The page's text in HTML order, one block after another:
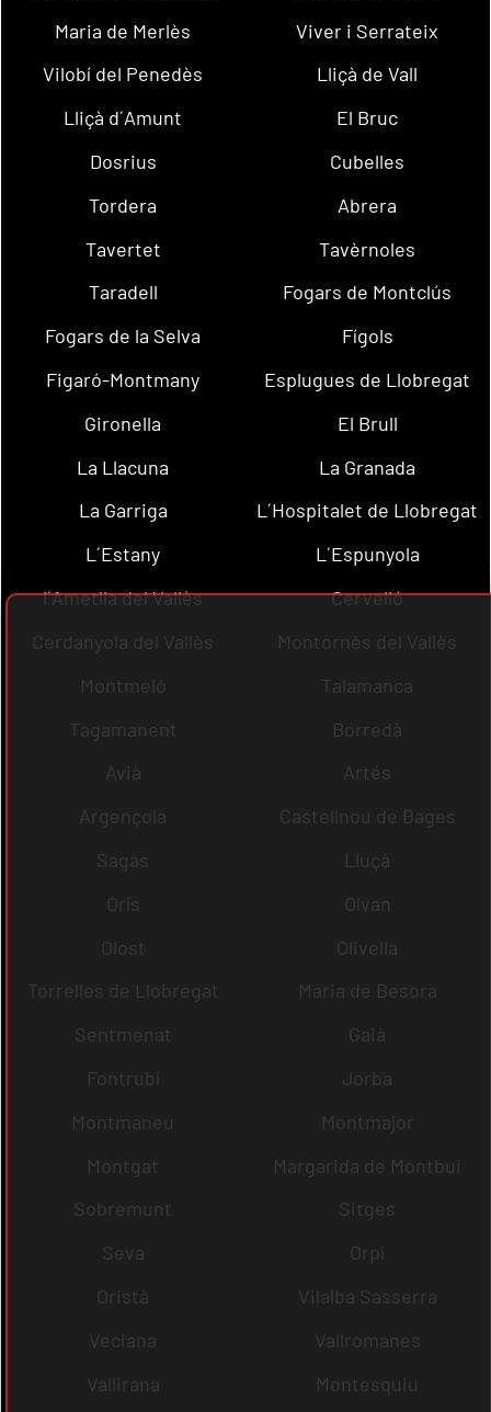
Maria de Merlès
Viver i Serrateix
Vilobí del Penedès
Lliçà de Vall
Lliçà d´Amunt
El Bruc
Dosrius
Cubelles
Tordera
Abrera
Tavertet
Tavèrnoles
Taradell
Fogars de Montclús
Fogars de la Selva
Fígols
Figaró-Montmany
Esplugues de Llobregat
Gironella
El Brull
La Llacuna
La Granada
La Garriga
L´Hospitalet de Llobregat
L´Estany
L´Espunyola
l´Ametlla del Vallès
Cervelló
Cerdanyola del Vallès
Montornès del Vallès
Montmeló
Talamanca
Tagamanent
Borredà
Avià
Artés
Argençola
Castellnou de Bages
Sagàs
Lluçà
Orís
Olvan
Olost
Olivella
Torrelles de Llobregat
Maria de Besora
Sentmenat
Gaià
Fontrubí
Jorba
Montmaneu
Montmajor
Montgat
Margarida de Montbui
Sobremunt
Sitges
Seva
Orpí
Oristà
Vilalba Sasserra
Veciana
Vallromanes
Vallirana
Montesquiu